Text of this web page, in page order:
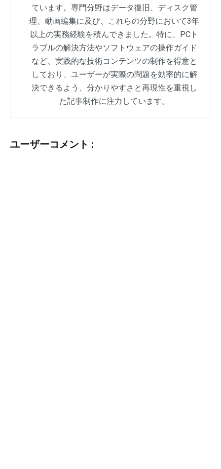
ています。専門分野はデータ復旧、ディスク管
理、動画編集に及び、これらの分野において3年
以上の実務経験を積んできました。特に、PCト
ラブルの解決方法やソフトウェアの操作ガイド
など、実践的な技術コンテンツの制作を得意と
しており、ユーザーが実際の問題を効率的に解
決できるよう、分かりやすさと再現性を重視し
た記事制作に注力しています。
ユーザーコメント :